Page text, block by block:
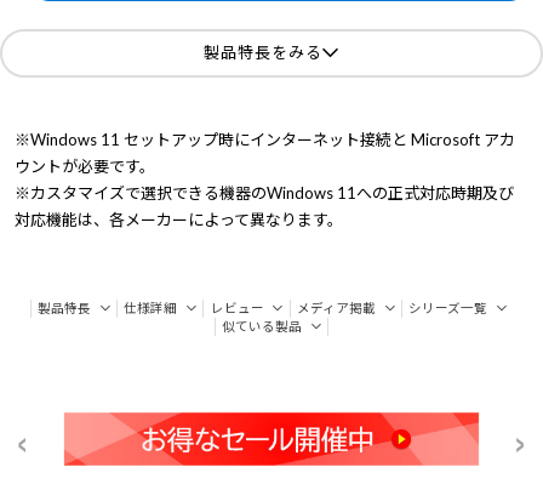
製品特長をみる
※Windows 11 セットアップ時にインターネット接続と Microsoft アカ
ウントが必要です。
※カスタマイズで選択できる機器のWindows 11への正式対応時期及び
対応機能は、各メーカーによって異なります。
製品特長 仕様詳細 レビュー メディア掲載
シリーズ一覧
似ている製品